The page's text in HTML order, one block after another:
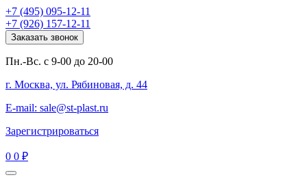
+7 (495) 095-12-11
+7 (926) 157-12-11
Заказать звонок
Пн.-Вс. с 9-00 до 20-00
г. Москва, ул. Рябиновая, д. 44
E-mail: sale@st-plast.ru
Зарегистрироваться
0 0 ₽